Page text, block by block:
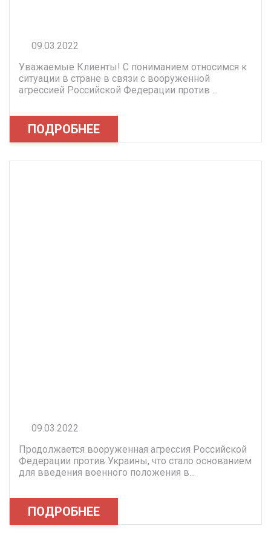
09.03.2022
Уважаемые Клиенты! С пониманием относимся к
ситуации в стране в связи с вооруженной
агрессией Российской Федерации против ...
ПОДРОБНЕЕ
09.03.2022
Продолжается вооруженная агрессия Российской
Федерации против Украины, что стало основанием
для введения военного положения в...
ПОДРОБНЕЕ